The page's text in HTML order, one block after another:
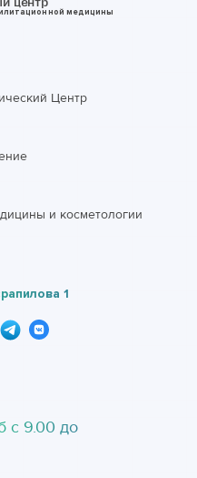
медицины
Центр
и косметологии
1
с 9.00 до